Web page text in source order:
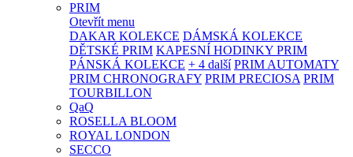
PRIM
Otevřít menu
DAKAR KOLEKCE DÁMSKÁ KOLEKCE
DĚTSKÉ PRIM KAPESNÍ HODINKY PRIM
PÁNSKÁ KOLEKCE + 4 další PRIM AUTOMATY
PRIM CHRONOGRAFY PRIM PRECIOSA PRIM
TOURBILLON
QaQ
ROSELLA BLOOM
ROYAL LONDON
SECCO